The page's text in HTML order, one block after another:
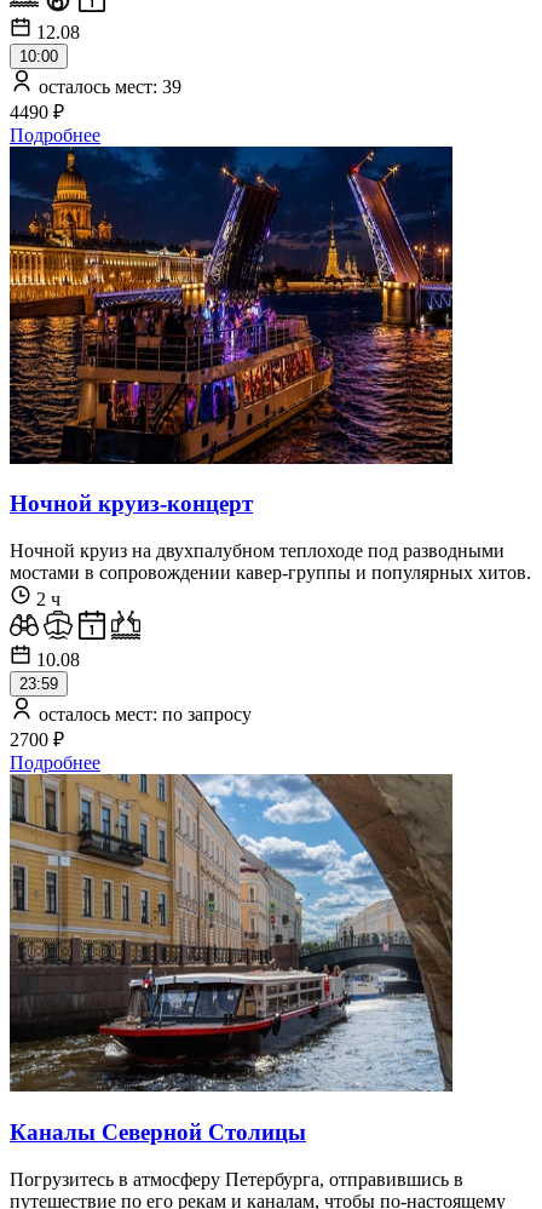
12.08
10:00
осталось мест: 39
4490 ₽
Подробнее
Ночной круиз-концерт
Ночной круиз на двухпалубном теплоходе под разводными
мостами в сопровождении кавер-группы и популярных хитов.
2 ч
10.08
23:59
осталось мест: по запросу
2700 ₽
Подробнее
Каналы Северной Столицы
Погрузитесь в атмосферу Петербурга, отправившись в
путешествие по его рекам и каналам, чтобы по-настоящему